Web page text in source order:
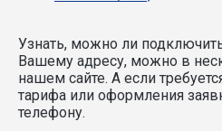
Узнать, можно ли
Вашему адресу, можно в
нашем сайте. А если
тарифа или оформления
телефону.